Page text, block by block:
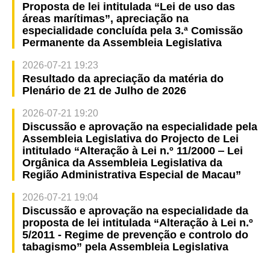
Proposta de lei intitulada “Lei de uso das
áreas marítimas”, apreciação na
especialidade concluída pela 3.ª Comissão
Permanente da Assembleia Legislativa
2026-07-21 19:23
Resultado da apreciação da matéria do
Plenário de 21 de Julho de 2026
2026-07-21 19:20
Discussão e aprovação na especialidade pela
Assembleia Legislativa do Projecto de Lei
intitulado “Alteração à Lei n.º 11/2000 ‒ Lei
Orgânica da Assembleia Legislativa da
Região Administrativa Especial de Macau”
2026-07-21 19:04
Discussão e aprovação na especialidade da
proposta de lei intitulada “Alteração à Lei n.º
5/2011 - Regime de prevenção e controlo do
tabagismo” pela Assembleia Legislativa